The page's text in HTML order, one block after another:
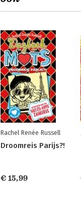
Rachel Renée Russell
Droomreis Parijs?!
€ 15,99